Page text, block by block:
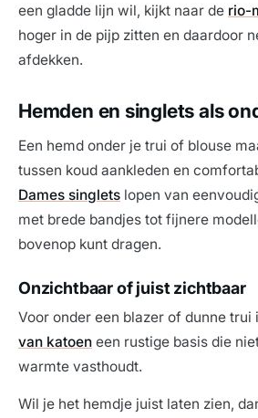
een gladde lijn wil, kijkt naar de rio-
hoger in de pijp zitten en daardoor
afdekken.
Hemden en singlets als
Een hemd onder je trui of blouse
tussen koud aankleden en
Dames singlets lopen van
met brede bandjes tot fijnere
bovenop kunt dragen.
Onzichtbaar of juist zichtbaar
Voor onder een blazer of dunne trui
van katoen een rustige basis die
warmte vasthoudt.
Wil je het hemdje juist laten zien,